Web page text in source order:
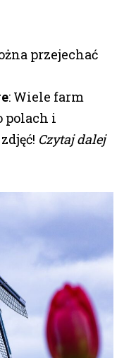
przejechać
: Wiele farm
polach i
Czytaj dalej